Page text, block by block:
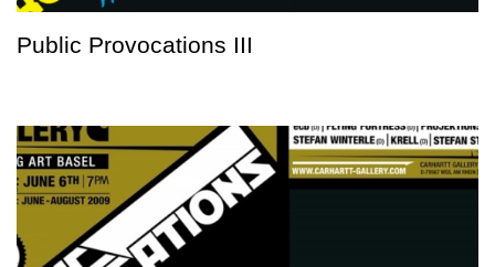
Public Provocations III